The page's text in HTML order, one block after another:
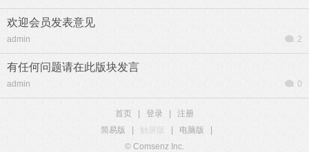
欢迎会员发表意见
admin 2
有任何问题请在此版块发言
admin 0
首页 登录
注册
简易版
触屏版 电脑版
© Comsenz Inc.